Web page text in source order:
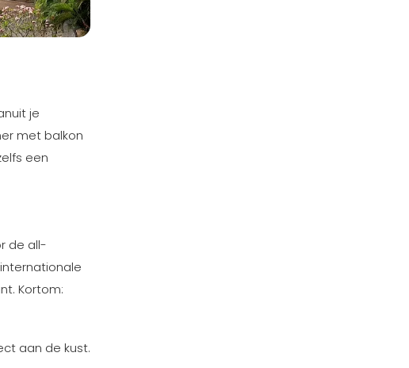
je
met balkon
een
de all-
Kortom:
aan de kust.